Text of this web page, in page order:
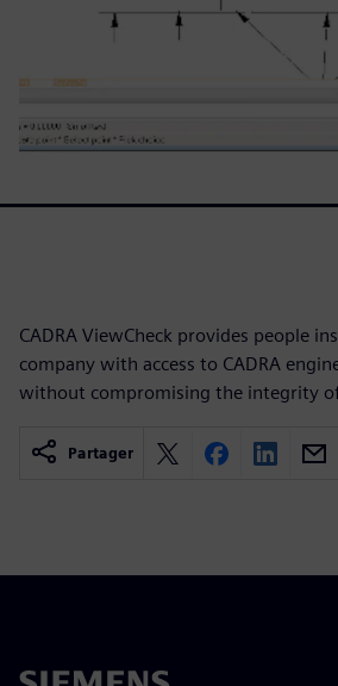
CADRA ViewCheck provides people
company with access to CADRA
without compromising the integrity
Partager